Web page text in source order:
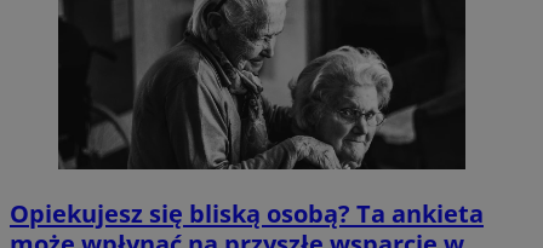
Opiekujesz się bliską osobą? Ta ankieta